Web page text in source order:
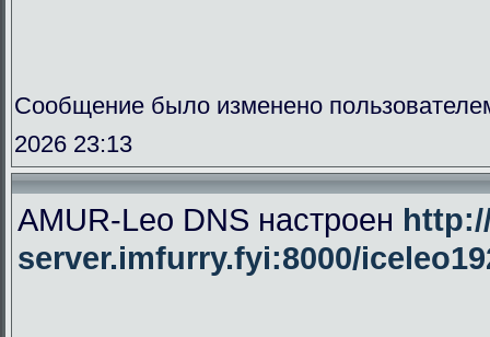
Сообщение было изменено
2026 23:13
AMUR-Leo DNS настроен
server.imfurry.fyi:8000/